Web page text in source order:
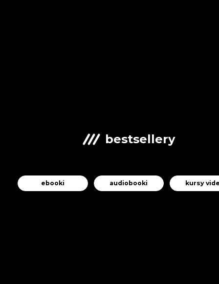
bestsellery
ebooki audiobooki kursy